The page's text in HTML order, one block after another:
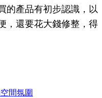
的產品有初步認識，以
，還要花大錢修整，得
間氛圍